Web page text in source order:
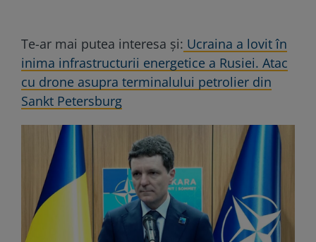
Te-ar mai putea interesa și: Ucraina a lovit în
inima infrastructurii energetice a Rusiei. Atac
cu drone asupra terminalului petrolier din
Sankt Petersburg